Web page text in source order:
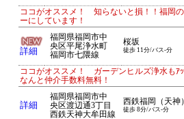
ココがオススメ！ 知らないと損！！福岡
ーにしています！
詳細
福岡県福岡市中
央区平尾浄水町
福岡市七隈線
桜坂
徒歩 11分/バス-分
ココがオススメ！ ガーデンヒルズ浄水もｱ
なんと仲介手数料無料！
詳細
福岡県福岡市中
央区渡辺通3丁目
西鉄天神大牟田線
西鉄福岡（天神）
徒歩 8分/バス-分